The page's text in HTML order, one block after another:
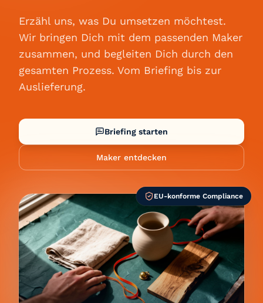
Erzähl uns, was Du umsetzen möchtest.
Wir bringen Dich mit dem passenden Maker
zusammen, und begleiten Dich durch den
gesamten Prozess. Vom Briefing bis zur
Auslieferung.
Briefing starten
Maker entdecken
EU-konforme Compliance